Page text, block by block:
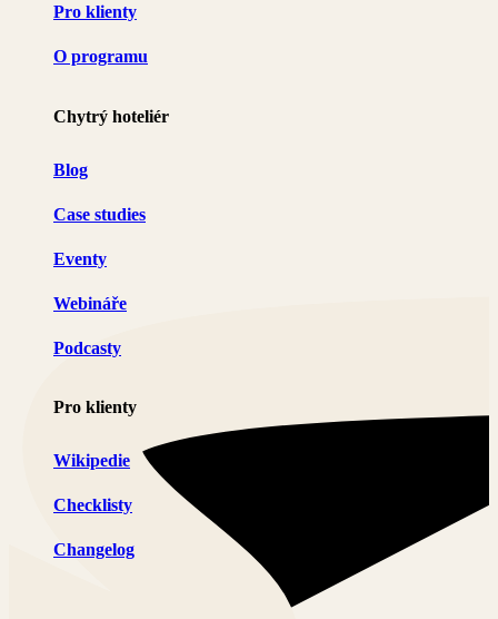
Pro klienty
O programu
Chytrý hoteliér
Blog
Case studies
Eventy
Webináře
Podcasty
Pro klienty
Wikipedie
Checklisty
Changelog